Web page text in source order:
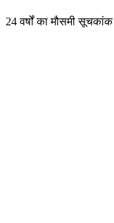
24 वर्षों का मौसमी